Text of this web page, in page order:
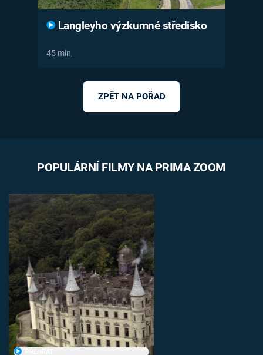
Langleyho výzkumné středisko
45 min,
ZPĚT NA POŘAD
POPULÁRNÍ FILMY NA PRIMA ZOOM